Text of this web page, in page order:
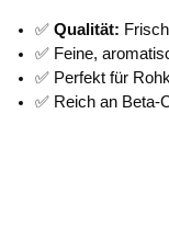
✅ Qualität:
✅ Feine,
✅ Perfekt für
✅ Reich an Beta-